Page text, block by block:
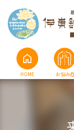
home
HOME お悩み